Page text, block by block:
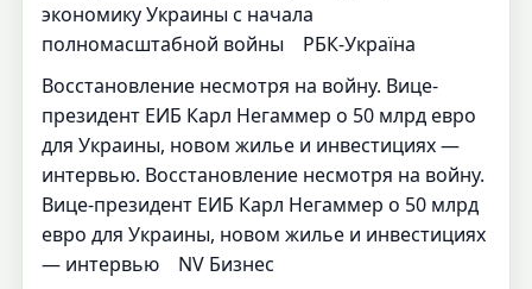
экономику Украины с начала
полномасштабной войны РБК-Україна
Восстановление несмотря на войну. Вице-
президент ЕИБ Карл Негаммер о 50 млрд евро
для Украины, новом жилье и инвестициях —
интервью. Восстановление несмотря на войну.
Вице-президент ЕИБ Карл Негаммер о 50 млрд
евро для Украины, новом жилье и инвестициях
— интервью NV Бизнес